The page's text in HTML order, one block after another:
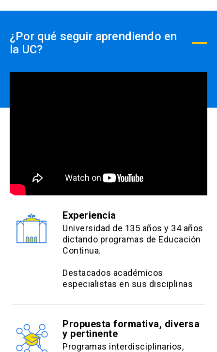
¿Por qué seguir aprendiendo en
la UC?
Experiencia
Universidad de 135 años y 34 años
dictando programas de Educación
Continua.
Destacados académicos
especialistas en sus disciplinas
Propuesta formativa, diversa
y pertinente
Programas interdisciplinarios,